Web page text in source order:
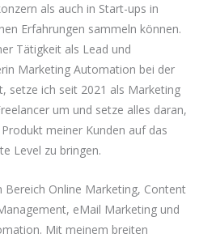
als auch in Start-ups in
Erfahrungen sammeln können.
Tätigkeit als Lead und
Marketing Automation bei der
setze ich seit 2021 als Marketing
um und setze alles daran,
meiner Kunden auf das
Level zu bringen.
Bereich Online Marketing, Content
eMail Marketing und
Mit meinem breiten